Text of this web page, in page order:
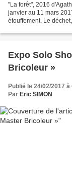
"La forêt", 2016 d'Agathe
janvier au 11 mars
étouffement. Le
Expo Solo Show: Varujan BOGHOSIAN
Bricoleur »
Publié le 24/02/2017 à
Par Eric SIMON